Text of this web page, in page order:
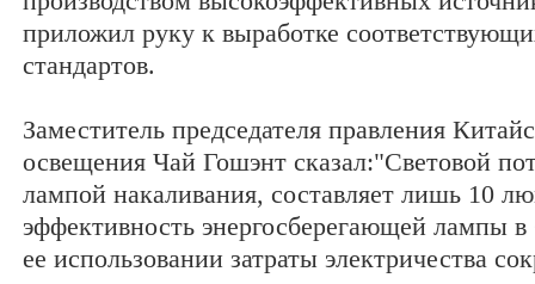
приложил руку к выработке
стандартов.
Заместитель председателя правления
освещения Чай Гошэнт сказал:"Световой
лампой накаливания, составляет лишь 10
эффективность энергосберегающей лампы
ее использовании затраты электричества